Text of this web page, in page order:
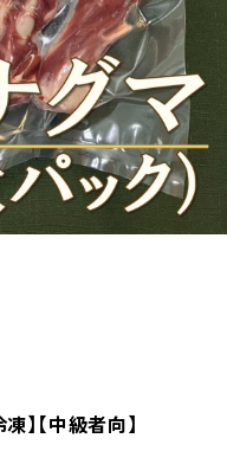
】【中級者向】